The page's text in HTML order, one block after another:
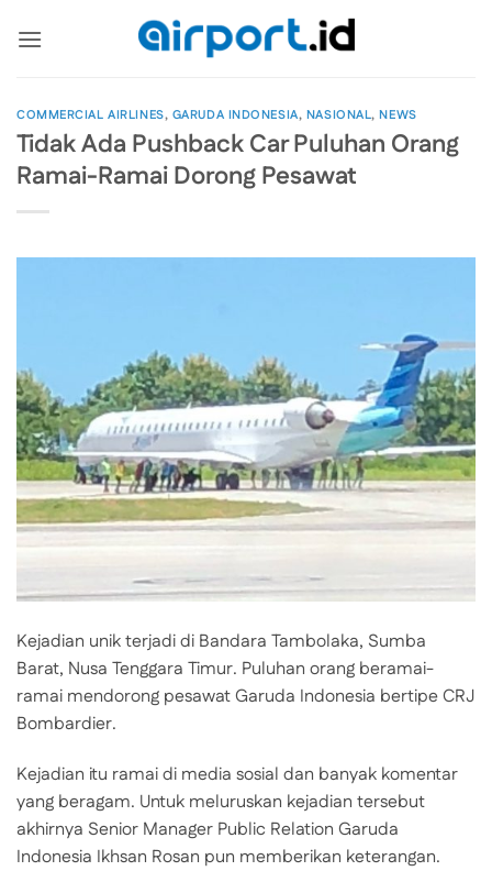
COMMERCIAL AIRLINES, GARUDA INDONESIA, NASIONAL,NEWS
Tidak Ada Pushback Car Puluhan Orang
Ramai-Ramai Dorong Pesawat
Kejadian unik terjadi di Bandara Tambolaka, Sumba
Barat, Nusa Tenggara Timur. Puluhan orang beramai-
ramai mendorong pesawat Garuda Indonesia bertipe CRJ
Bombardier.
Kejadian itu ramai di media sosial dan banyak komentar
yang beragam. Untuk meluruskan kejadian tersebut
akhirnya Senior Manager Public Relation Garuda
Indonesia Ikhsan Rosan pun memberikan keterangan.